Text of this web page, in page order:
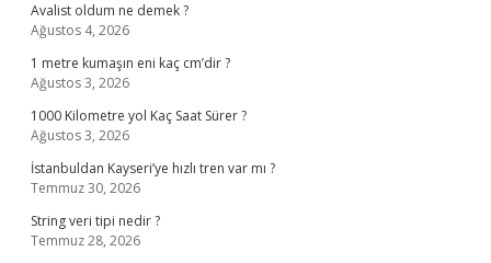
Avalist oldum ne demek ?
Ağustos 4, 2026
1 metre kumaşın eni kaç cm’dir ?
Ağustos 3, 2026
1000 Kilometre yol Kaç Saat Sürer ?
Ağustos 3, 2026
İstanbuldan Kayseri’ye hızlı tren var mı ?
Temmuz 30, 2026
String veri tipi nedir ?
Temmuz 28, 2026